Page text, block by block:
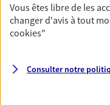
Vous êtes libre de les
changer d'avis à tout
cookies"
Consulter notre